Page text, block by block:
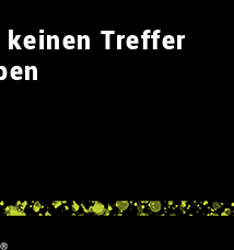
keinen Treffer